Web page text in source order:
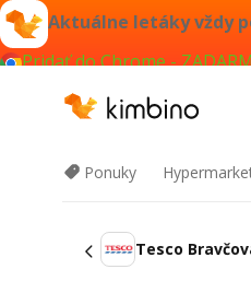
Aktuálne letáky vždy
Pridať do Chrome -
Ponuky
Tesco